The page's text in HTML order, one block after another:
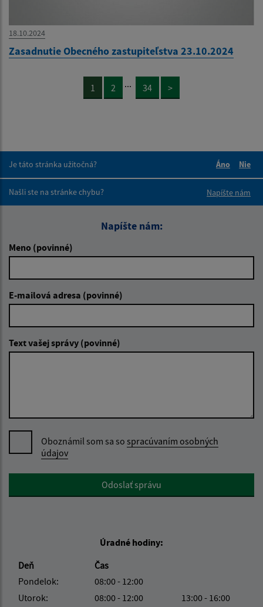
18.10.2024
Zasadnutie Obecného zastupiteľstva 23.10.2024
1 2 ... 34 >
Je táto stránka užitočná?
Áno
Nie
Našli ste na stránke chybu?
Napíšte nám
Napíšte nám:
Meno (povinné)
E-mailová adresa (povinné)
Text vašej správy (povinné)
Oboznámil som sa so spracúvaním osobných
údajov
Google reCaptcha ResponseOdoslať správu
Úradné hodiny:
Deň
Čas
Pondelok:
08:00 - 12:00
Utorok:
08:00 - 12:00
13:00 - 16:00